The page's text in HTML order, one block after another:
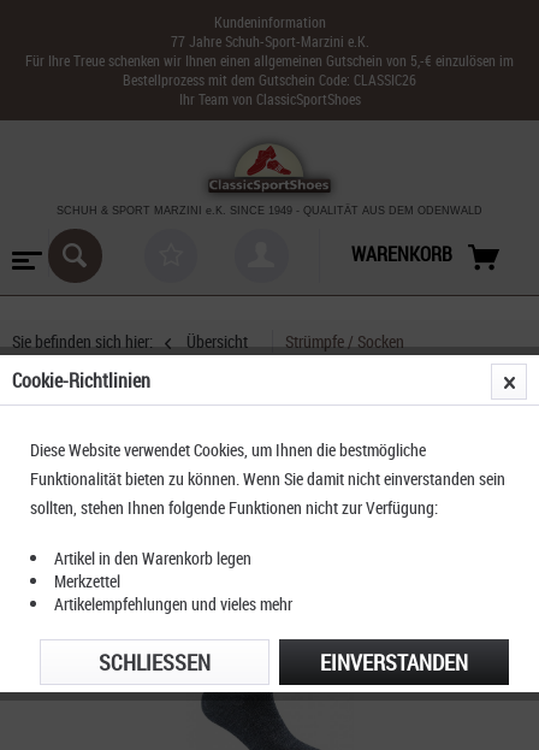
Kundeninformation
77 Jahre Schuh-Sport-Marzini e.K.
Für Ihre Treue schenken wir Ihnen einen allgemeinen Gutschein von 5,-€ einzulösen im
Bestellprozess mit dem Gutschein Code: CLASSIC26
Ihr Team von ClassicSportShoes
SCHUH & SPORT MARZINI e.K. SINCE 1949 - QUALITÄT AUS DEM ODENWALD
WARENKORB
Sie befinden sich hier: Übersicht Strümpfe / Socken
Rohner Trekkingsocken Fibre Light SuperR blue
denim
Cookie-Richtlinien
Diese Website verwendet Cookies, um Ihnen die bestmögliche
Funktionalität bieten zu können. Wenn Sie damit nicht einverstanden sein
sollten, stehen Ihnen folgende Funktionen nicht zur Verfügung:
Artikel in den Warenkorb legen
Merkzettel
Artikelempfehlungen und vieles mehr
EINVERSTANDEN
SCHLIESSEN